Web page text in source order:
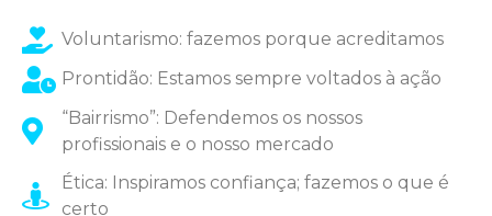
Voluntarismo: fazemos porque acreditamos
Prontidão: Estamos sempre voltados à ação
“Bairrismo”: Defendemos os nossos
profissionais e o nosso mercado
Ética: Inspiramos confiança; fazemos o que é
certo